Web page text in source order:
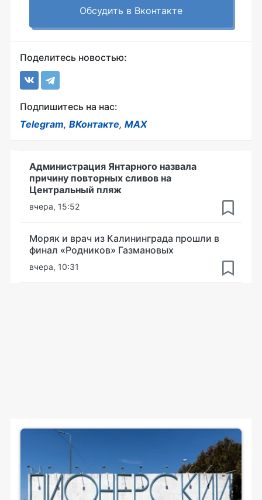
Обсудить в Вконтакте
Поделитесь новостью:
Подпишитесь на нас:
Telegram, ВКонтакте, MAX
Администрация Янтарного назвала
причину повторных сливов на
Центральный пляж
вчера, 15:52
Моряк и врач из Калининграда прошли в
финал «Родников» Газмановых
вчера, 10:31